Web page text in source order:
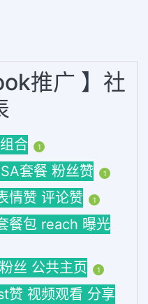
推广 】社
合 1
套餐 粉丝赞 1
情赞 评论赞 1
餐包 reach 曝光
丝 公共主页 1
赞 视频观看 分享